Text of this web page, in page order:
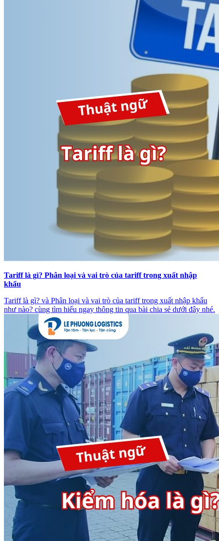
Tariff là gì? Phân loại và vai trò của tariff trong xuất nhập
khẩu
Tariff là gì? và Phân loại và vai trò của tariff trong xuất nhập khẩu
như nào? cùng tìm hiểu ngay thông tin qua bài chia sẻ dưới đây nhé.